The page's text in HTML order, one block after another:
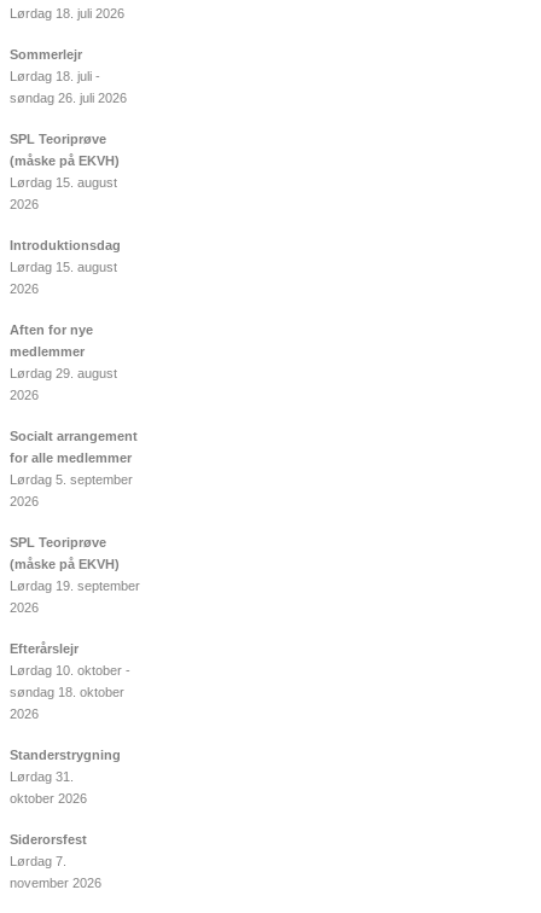
Lørdag 18. juli 2026
Sommerlejr
Lørdag 18. juli -
søndag 26. juli 2026
SPL Teoriprøve
(måske på EKVH)
Lørdag 15. august
2026
Introduktionsdag
Lørdag 15. august
2026
Aften for nye
medlemmer
Lørdag 29. august
2026
Socialt arrangement
for alle medlemmer
Lørdag 5. september
2026
SPL Teoriprøve
(måske på EKVH)
Lørdag 19. september
2026
Efterårslejr
Lørdag 10. oktober -
søndag 18. oktober
2026
Standerstrygning
Lørdag 31.
oktober 2026
Siderorsfest
Lørdag 7.
november 2026